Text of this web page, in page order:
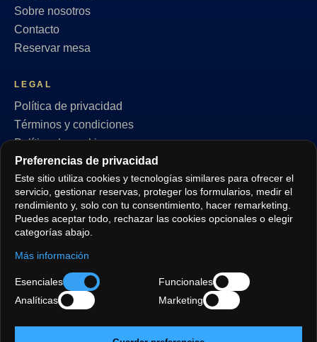
Sobre nosotros
Contacto
Reservar mesa
LEGAL
Política de privacidad
Términos y condiciones
Política de cookies
RGPD
Preferencias de privacidad
SÍGUENOS
IDIOMAS
EN TR DE AR
Halal · Central London·St Christopher's Place·Private dining·
Preferencias de privacidad
Este sitio utiliza cookies y tecnologías similares para ofrecer el
servicio, gestionar reservas, proteger los formularios, medir el
rendimiento y, solo con tu consentimiento, hacer remarketing.
Puedes aceptar todo, rechazar las cookies opcionales o elegir
categorías abajo.
Más información
Esenciales
Funcionales
Analíticas
Marketing